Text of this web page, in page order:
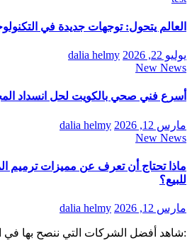
العالم يتحول: توجهات جديدة في
يوليو 22, 2026
dalia helmy
New News
أسرع فني صحي بالكويت لحل انسداد
مارس 12, 2026
dalia helmy
New News
ماذا تحتاج أن تعرف عن مميزات ترميم
للبيع؟
مارس 12, 2026 dalia helmy
:شاهد أفضل الشركات التي ننصح بها في